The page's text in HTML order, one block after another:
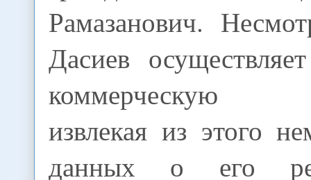
Рамазанович.
Дасиев
коммерческую
извлекая из этого
данных о его